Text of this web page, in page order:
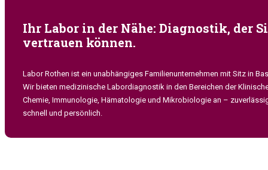
Ihr Labor in der Nähe: Diagnostik, der
vertrauen können.
Labor Rothen ist ein unabhängiges Familienunternehmen mit Sitz in
Wir bieten medizinische Labordiagnostik in den Bereichen der
Chemie, Immunologie, Hämatologie und Mikrobiologie an –
schnell und persönlich.